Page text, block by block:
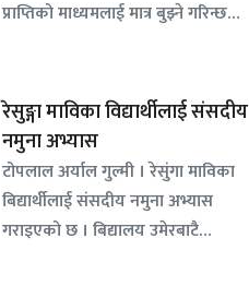
प्राप्तिको माध्यमलाई मात्र बुझ्ने गरिन्छ…
रेसुङ्गा माविका विद्यार्थीलाई संसदीय
नमुना अभ्यास
टोपलाल अर्याल गुल्मी । रेसुंगा माविका
बिद्यार्थीलाई संसदीय नमुना अभ्यास
गराइएको छ । बिद्यालय उमेरबाटै…